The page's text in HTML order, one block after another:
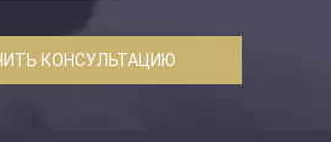
КОНСУЛЬТАЦИЮ